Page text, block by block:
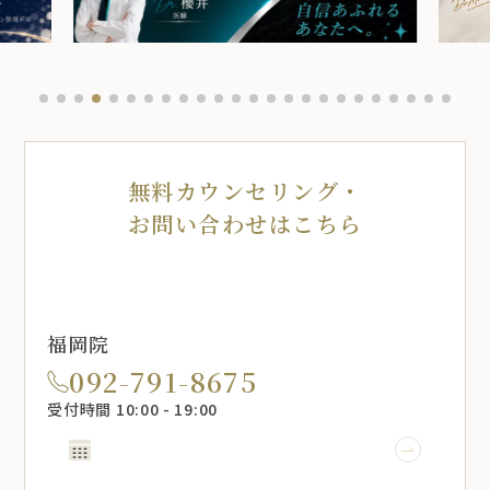
無料カウンセリング・
お問い合わせはこちら
福岡院
092-791-8675
受付時間 10:00 - 19:00